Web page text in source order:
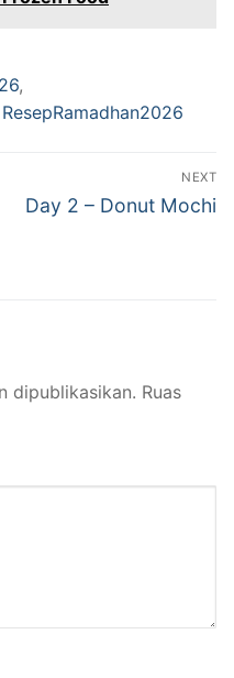
,
ResepRamadhan2026
NEXT
Day 2 – Donut Mochi
dipublikasikan. Ruas